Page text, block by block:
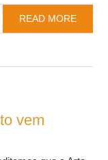
READ MORE
vem